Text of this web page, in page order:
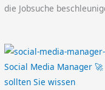
die Jobsuche
Social Media Manager
sollten Sie wissen